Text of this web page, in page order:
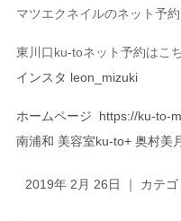
マツエクネイルのネット予
東川口ku-toネット予約はこ
インスタ leon_mizuki
ホームページ https://ku-to-
南浦和 美容室ku-to+ 奥村美
2019年 2月 26日 ｜ カテゴ